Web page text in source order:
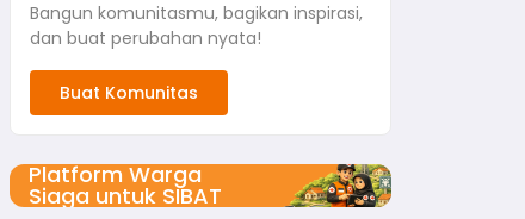
Bangun komunitasmu, bagikan inspirasi,
dan buat perubahan nyata!
Buat Komunitas
Platform Warga
Siaga untuk SIBAT